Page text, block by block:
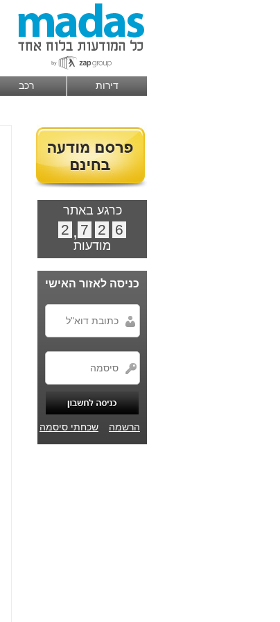
דירות רכב
כרגע באתר
6
2
7
,
2
מודעות
כניסה לאזור האישי
הרשמה שכחתי סיסמה